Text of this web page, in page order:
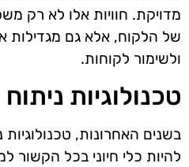
מדויקת. חוויות אלו לא רק
של הלקוח, אלא גם מגדילות
ולשימור לקוחות.
טכנולוגיות
בשנים האחרונות,
להיות כלי חיוני בכל הקשור